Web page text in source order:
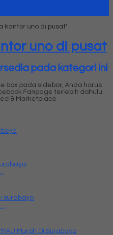
kantor uno di pusat'
uno di pusat
pada kategori ini
box pada sidebar, Anda harus
Fanpage terlebih dahulu
& Marketplace